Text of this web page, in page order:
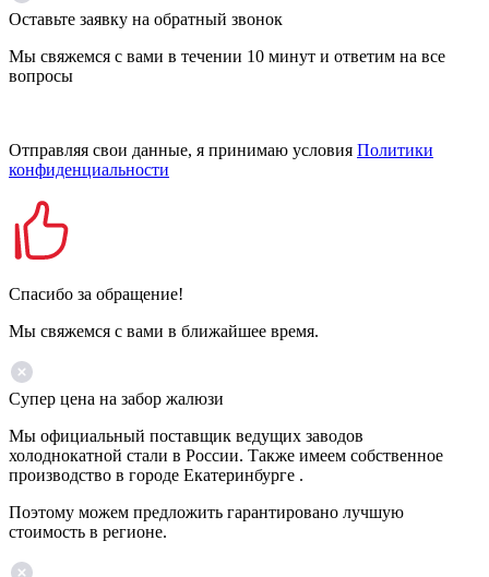
Оставьте заявку на обратный звонок
Мы свяжемся с вами в течении 10 минут и ответим на все
вопросы
Отправляя свои данные, я принимаю условия Политики
конфиденциальности
Спасибо за обращение!
Мы свяжемся с вами в ближайшее время.
Супер цена на забор жалюзи
Мы официальный поставщик ведущих заводов
холоднокатной стали в России. Также имеем собственное
производство в городе Екатеринбурге .
Поэтому можем предложить гарантировано лучшую
стоимость в регионе.